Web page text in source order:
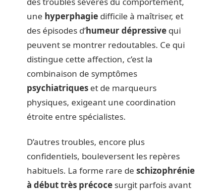
une hyperphagie difficile à maîtriser, et
des épisodes d’humeur dépressive qui
peuvent se montrer redoutables. Ce qui
distingue cette affection, c’est la
combinaison de symptômes
psychiatriques et de marqueurs
physiques, exigeant une coordination
étroite entre spécialistes.
D’autres troubles, encore plus
confidentiels, bouleversent les repères
habituels. La forme rare de schizophrénie
à début très précoce surgit parfois avant